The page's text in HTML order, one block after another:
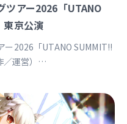
ツアー2026「UTANO
東京公演
ー2026「UTANO SUMMIT!!
運営）